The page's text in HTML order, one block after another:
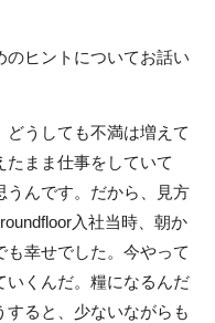
ヒントについてお話い
どうしても不満は増えて
たまま仕事をしていて
うんです。だから、見方
入社当時、朝か
も幸せでした。今やって
いくんだ。糧になるんだ
すると、少ないながらも